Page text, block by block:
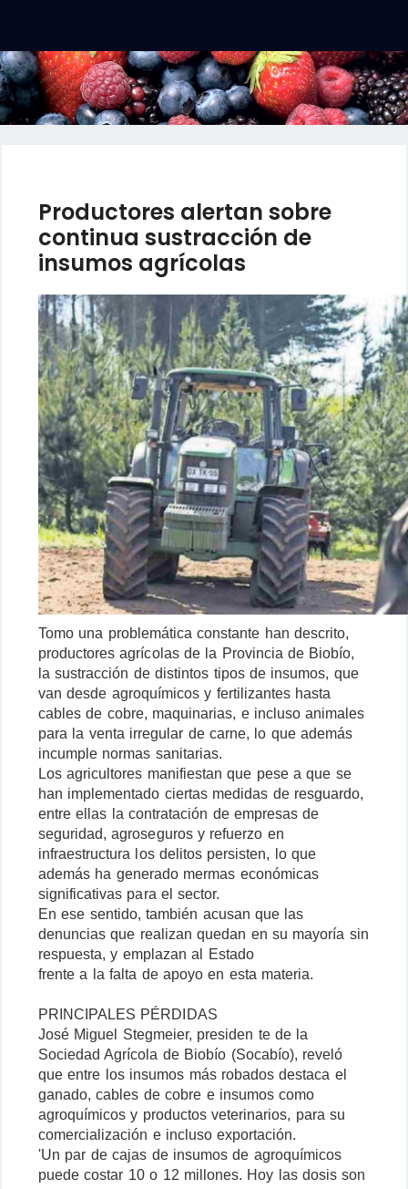
Productores alertan sobre
continua sustracción de
insumos agrícolas
Tomo una problemática constante han descrito,
productores agrícolas de la Provincia de Biobío,
la sustracción de distintos tipos de insumos, que
van desde agroquímicos y fertilizantes hasta
cables de cobre, maquinarias, e incluso animales
para la venta irregular de carne, lo que además
incumple normas sanitarias.
Los agricultores manifiestan que pese a que se
han implementado ciertas medidas de resguardo,
entre ellas la contratación de empresas de
seguridad, agroseguros y refuerzo en
infraestructura los delitos persisten, lo que
además ha generado mermas económicas
significativas para el sector.
En ese sentido, también acusan que las
denuncias que realizan quedan en su mayoría sin
respuesta, y emplazan al Estado
frente a la falta de apoyo en esta materia.
PRINCIPALES PÉRDIDAS
José Miguel Stegmeier, presiden te de la
Sociedad Agrícola de Biobío (Socabío), reveló
que entre los insumos más robados destaca el
ganado, cables de cobre e insumos como
agroquímicos y productos veterinarios, para su
comercialización e incluso exportación.
'Un par de cajas de insumos de agroquímicos
puede costar 10 o 12 millones. Hoy las dosis son